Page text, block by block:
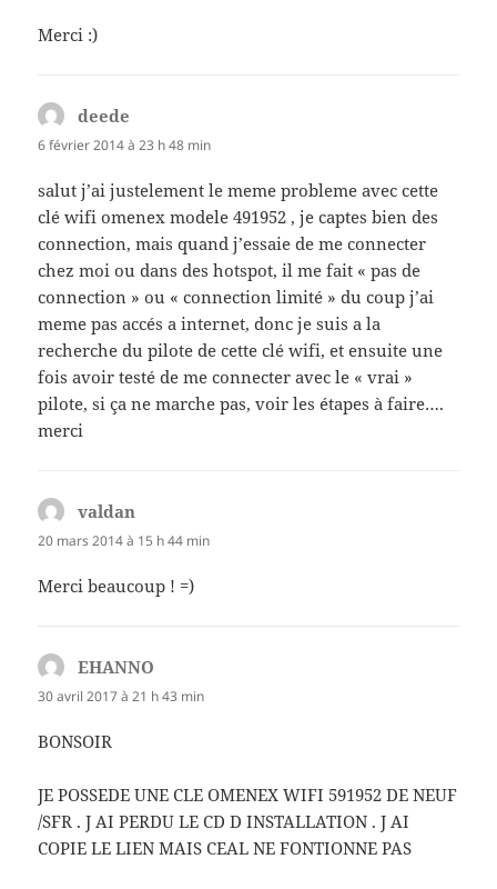
Merci :)
deede
6 février 2014 à 23 h 48 min
salut j’ai justelement le meme probleme avec cette
clé wifi omenex modele 491952 , je captes bien des
connection, mais quand j’essaie de me connecter
chez moi ou dans des hotspot, il me fait « pas de
connection » ou « connection limité » du coup j’ai
meme pas accés a internet, donc je suis a la
recherche du pilote de cette clé wifi, et ensuite une
fois avoir testé de me connecter avec le « vrai »
pilote, si ça ne marche pas, voir les étapes à faire….
merci
valdan
20 mars 2014 à 15 h 44 min
Merci beaucoup ! =)
EHANNO
30 avril 2017 à 21 h 43 min
BONSOIR
JE POSSEDE UNE CLE OMENEX WIFI 591952 DE NEUF
/SFR . J AI PERDU LE CD D INSTALLATION . J AI
COPIE LE LIEN MAIS CEAL NE FONTIONNE PAS